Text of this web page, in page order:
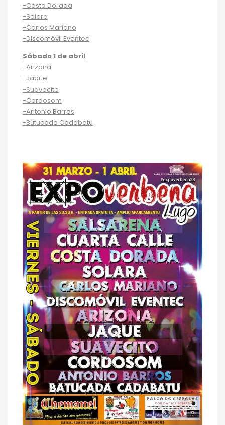
-Costa Dorada
-Solara
-Carlos Mariano
-Discomóvil Eventec
Sábado 1 de abril
-Arizona
-Jaque
-Suavecito
-Cordosom
-Antonio Barros
-Butucada Cadabatu